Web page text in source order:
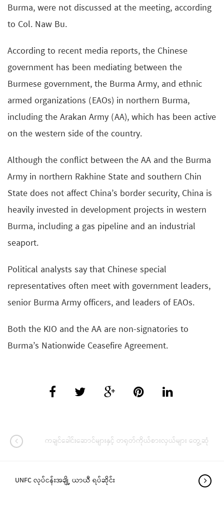
Burma, were not discussed at the meeting, according
to Col. Naw Bu.
According to recent media reports, the Chinese
government has been mediating between the
Burmese government, the Burma Army, and ethnic
armed organizations (EAOs) in northern Burma,
including the Arakan Army (AA), which has been active
on the western side of the country.
Although the conflict between the AA and the Burma
Army in northern Rakhine State and southern Chin
State does not affect China’s border security, China is
heavily invested in development projects in western
Burma, including a gas pipeline and an industrial
seaport.
Political analysts say that Chinese special
representatives often meet with government leaders,
senior Burma Army officers, and leaders of EAOs.
Both the KIO and the AA are non-signatories to
Burma’s Nationwide Ceasefire Agreement.
ကချင်ခေါင်းဆောင်များနှင့် တရုတ်ကိုယ်စားလှယ်များ တွေ့ဆုံ
UNFC လုပ်ငန်းအချို့ ယာယီ ရပ်ဆိုင်း